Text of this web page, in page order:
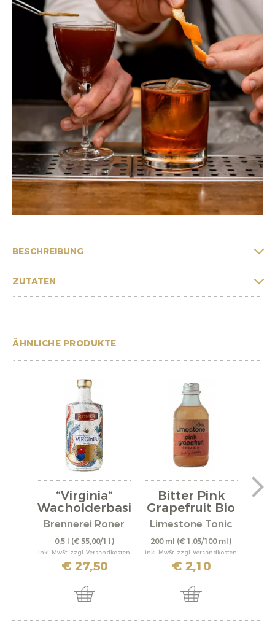
BESCHREIBUNG
ZUTATEN
ÄHNLICHE PRODUKTE
“Virginia“
Wacholderbasi
s...
Brennerei Roner
0,5 l (€ 55,00/1 l)
inkl. MwSt. zzgl. Versandkosten
€ 27,50
Bitter Pink
Grapefruit Bio
Limestone Tonic
200 ml (€ 1,05/100 ml)
inkl. MwSt. zzgl. Versandkosten
€ 2,10